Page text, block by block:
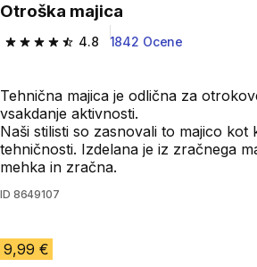
Otroška majica
4.8
4.8 od 5 zvezdic from 1842 ocene
1842 Ocene
Tehnična majica je odlična za
vsakdanje aktivnosti.
Naši stilisti so zasnovali to majico kot
tehničnosti. Izdelana je iz zračnega
mehka in zračna.
ID 8649107
9,99 €